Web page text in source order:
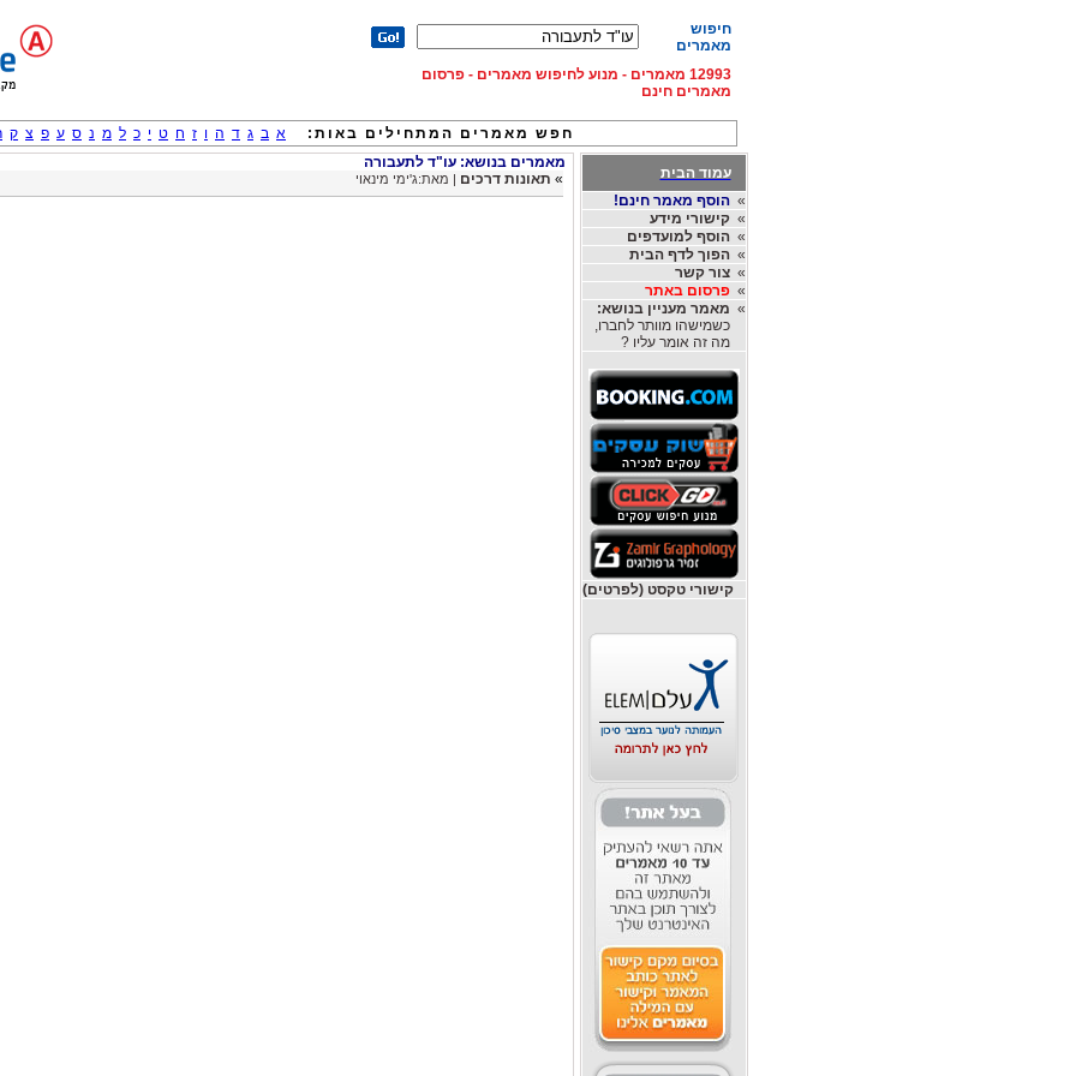
חיפוש
מאמרים
12993 מאמרים - מנוע לחיפוש מאמרים - פרסום
מאמרים חינם
חפש מאמרים המתחילים באות: א ב ג ד ה ו ז ח ט י כ ל מ נ ס ע פ צ ק
עמוד הבית
»הוסף מאמר חינם!
»קישורי מידע
»הוסף למועדפים
»הפוך לדף הבית
»צור קשר
»פרסום באתר
» מאמר מעניין בנושא:
כשמישהו מוותר לחברו,
מה זה אומר עליו ?
קישורי טקסט (לפרטים)
מאמרים בנושא: עו"ד לתעבורה
» תאונות דרכים | מאת:ג'ימי מינאוי